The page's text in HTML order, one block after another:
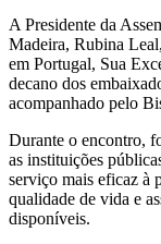
A Presidente da
Madeira, Rubina
em Portugal, Sua
decano dos
acompanhado pelo
Durante o encontro,
as instituições
serviço mais eficaz à
qualidade de vida e
disponíveis.